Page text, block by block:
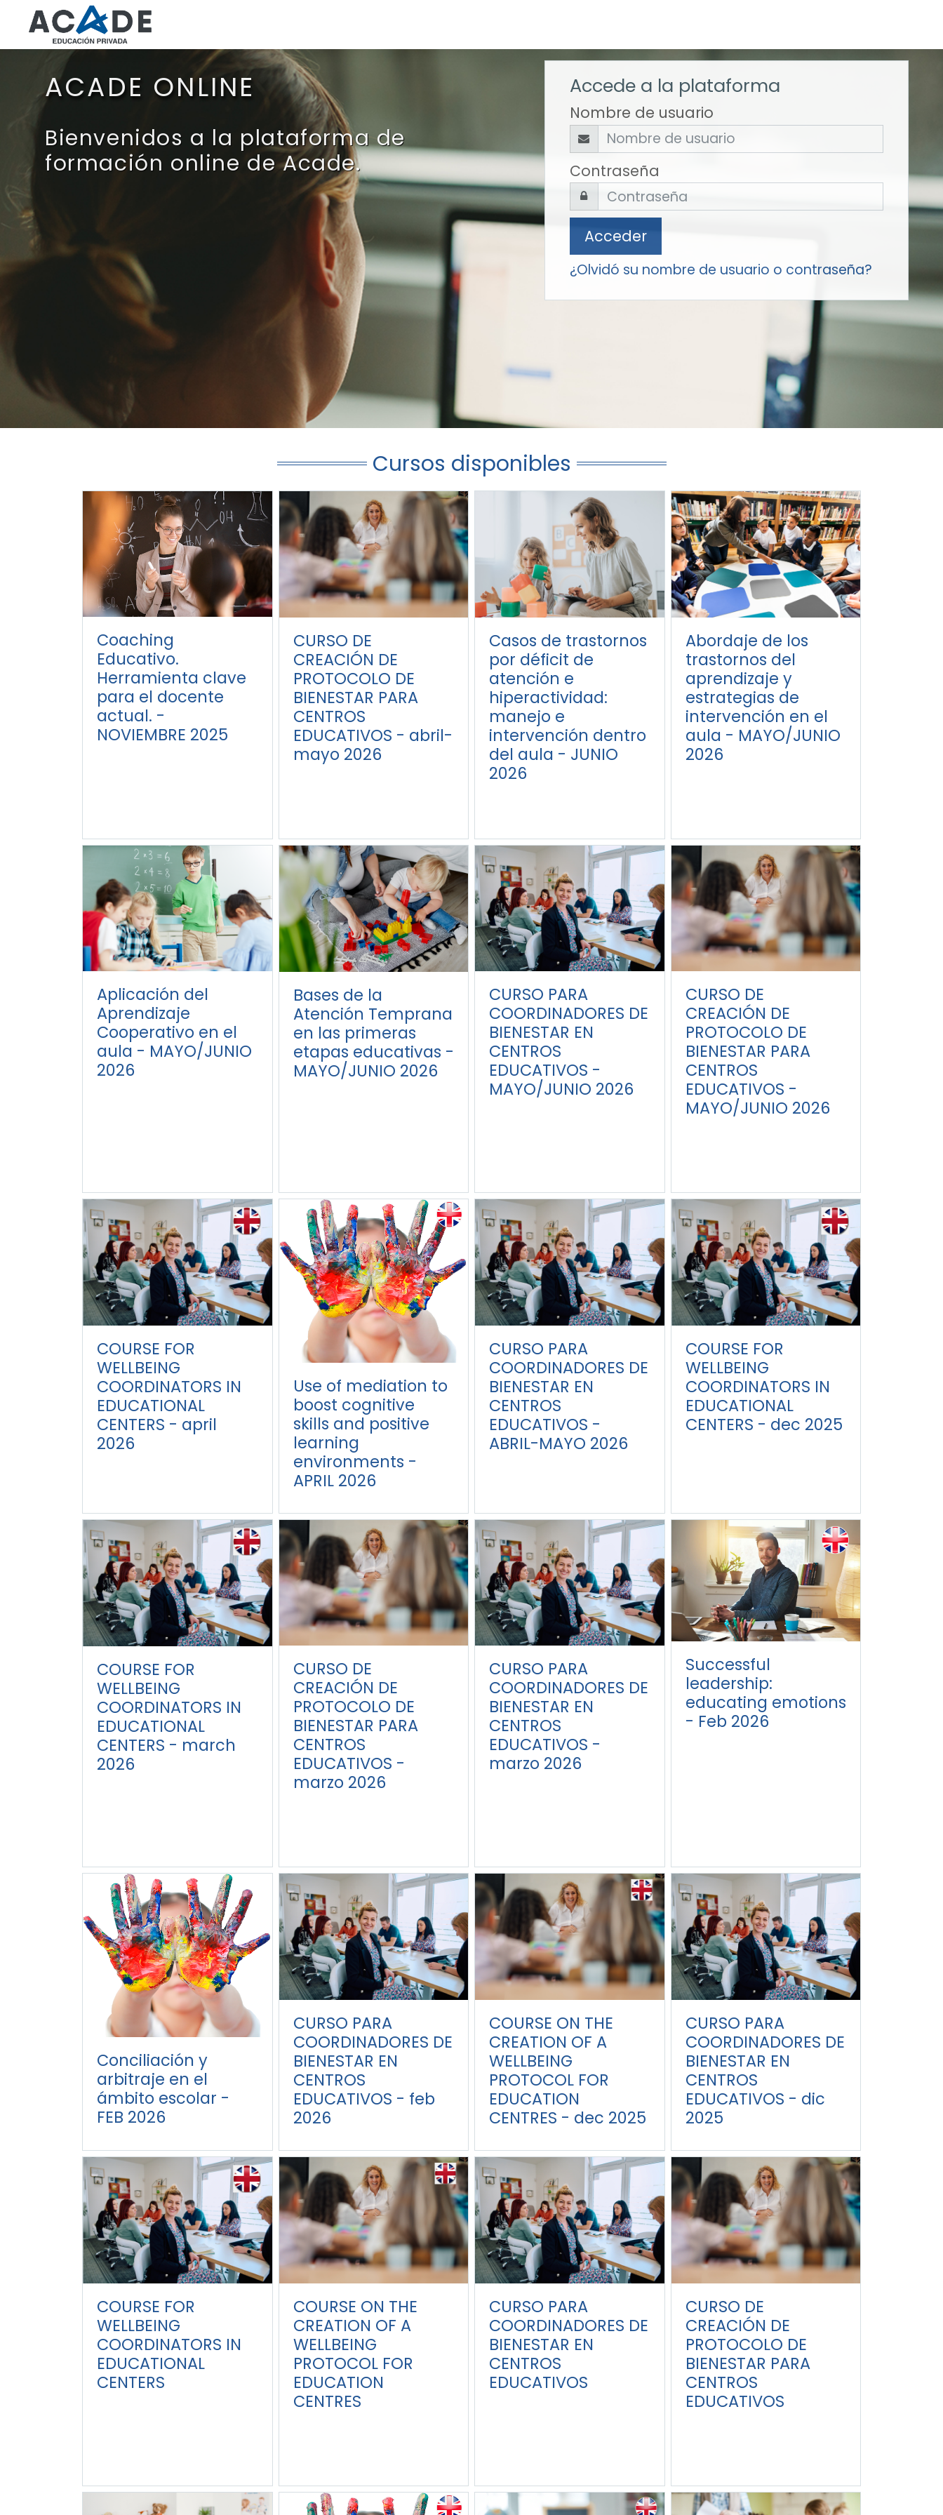
Salta al contenido principal
ACADE ONLINE
Bienvenidos a la plataforma de
formación online de Acade.
Accede a la plataforma
Nombre de usuario
Contraseña
Acceder
¿Olvidó su nombre de usuario o contraseña?
Cursos disponibles
Coaching
Educativo.
Herramienta clave
para el docente
actual. -
NOVIEMBRE 2025
CURSO DE
CREACIÓN DE
PROTOCOLO DE
BIENESTAR PARA
CENTROS
EDUCATIVOS - abril-
mayo 2026
Casos de trastornos
por déficit de
atención e
hiperactividad:
manejo e
intervención dentro
del aula - JUNIO
2026
Abordaje de los
trastornos del
aprendizaje y
estrategias de
intervención en el
aula - MAYO/JUNIO
2026
Aplicación del
Aprendizaje
Cooperativo en el
aula - MAYO/JUNIO
2026
Bases de la
Atención Temprana
en las primeras
etapas educativas -
MAYO/JUNIO 2026
CURSO PARA
COORDINADORES DE
BIENESTAR EN
CENTROS
EDUCATIVOS -
MAYO/JUNIO 2026
CURSO DE
CREACIÓN DE
PROTOCOLO DE
BIENESTAR PARA
CENTROS
EDUCATIVOS -
MAYO/JUNIO 2026
COURSE FOR
WELLBEING
COORDINATORS IN
EDUCATIONAL
CENTERS - april
2026
Use of mediation to
boost cognitive
skills and positive
learning
environments -
APRIL 2026
CURSO PARA
COORDINADORES DE
BIENESTAR EN
CENTROS
EDUCATIVOS -
ABRIL-MAYO 2026
COURSE FOR
WELLBEING
COORDINATORS IN
EDUCATIONAL
CENTERS - dec 2025
COURSE FOR
WELLBEING
COORDINATORS IN
EDUCATIONAL
CENTERS - march
2026
CURSO DE
CREACIÓN DE
PROTOCOLO DE
BIENESTAR PARA
CENTROS
EDUCATIVOS -
marzo 2026
CURSO PARA
COORDINADORES DE
BIENESTAR EN
CENTROS
EDUCATIVOS -
marzo 2026
Successful
leadership:
educating emotions
- Feb 2026
Conciliación y
arbitraje en el
ámbito escolar -
FEB 2026
CURSO PARA
COORDINADORES DE
BIENESTAR EN
CENTROS
EDUCATIVOS - feb
2026
COURSE ON THE
CREATION OF A
WELLBEING
PROTOCOL FOR
EDUCATION
CENTRES - dec 2025
CURSO PARA
COORDINADORES DE
BIENESTAR EN
CENTROS
EDUCATIVOS - dic
2025
COURSE FOR
WELLBEING
COORDINATORS IN
EDUCATIONAL
CENTERS
COURSE ON THE
CREATION OF A
WELLBEING
PROTOCOL FOR
EDUCATION
CENTRES
CURSO PARA
COORDINADORES DE
BIENESTAR EN
CENTROS
EDUCATIVOS
CURSO DE
CREACIÓN DE
PROTOCOLO DE
BIENESTAR PARA
CENTROS
EDUCATIVOS